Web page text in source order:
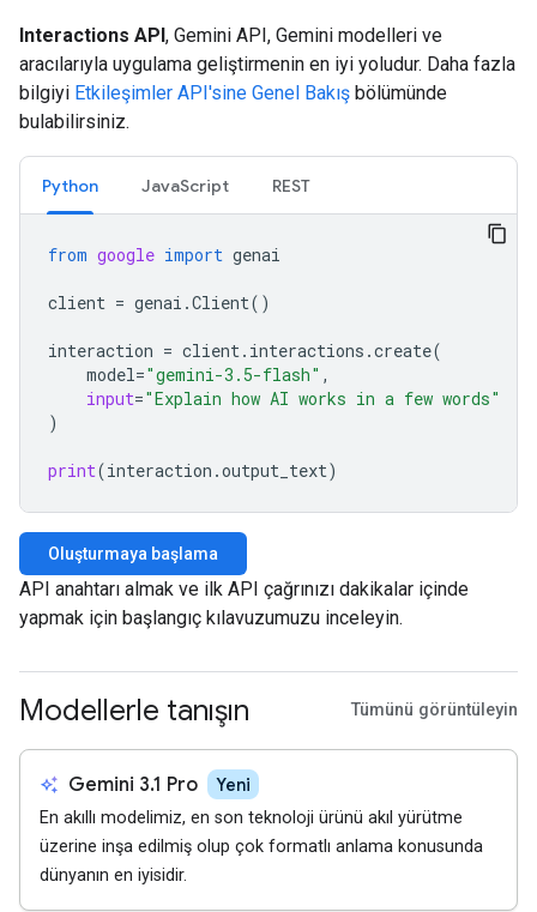
Interactions API, Gemini API, Gemini modelleri ve
aracılarıyla uygulama geliştirmenin en iyi yoludur. Daha fazla
bilgiyi Etkileşimler API'sine Genel Bakış bölümünde
bulabilirsiniz.
Python JavaScript REST
from google import genai
client = genai .Client()
interaction = client. interactions .create(
model="gemini-3.5-flash" ,
input="Explain how AI works in a few words"
)
print(interaction .output_text)
Oluşturmaya başlama
API anahtarı almak ve ilk API çağrınızı dakikalar içinde
yapmak için başlangıç kılavuzumuzu inceleyin.
Modellerle tanışın Tümünü görüntüleyin
auto_awesome Gemini 3.1 Pro Yeni
En akıllı modelimiz, en son teknoloji ürünü akıl yürütme
üzerine inşa edilmiş olup çok formatlı anlama konusunda
dünyanın en iyisidir.